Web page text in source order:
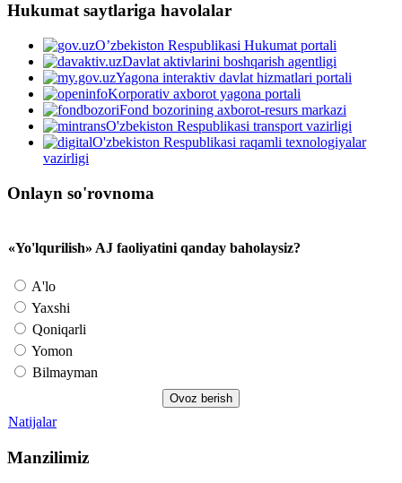
Hukumat saytlariga havolalar
O’zbekiston Respublikasi Hukumat portali
Davlat aktivlarini boshqarish agentligi
Yagona interaktiv davlat hizmatlari portali
Korporativ axborot yagona portali
Fond bozorining axborot-resurs markazi
O'zbekiston Respublikasi transport vazirligi
O'zbekiston Respublikasi raqamli texnologiyalar
vazirligi
Onlayn so'rovnoma
«Yo'lqurilish» AJ faoliyatini qanday baholaysiz?
A'lo
Yaxshi
Qoniqarli
Yomon
Bilmayman
Natijalar
Manzilimiz